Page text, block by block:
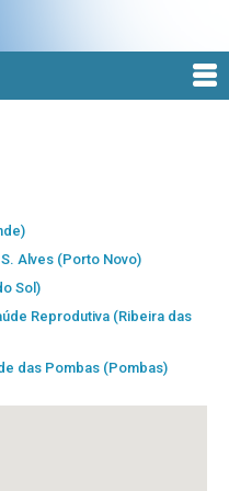
Alves (Porto Novo)
Sol)
Reprodutiva (Ribeira das
das Pombas (Pombas)